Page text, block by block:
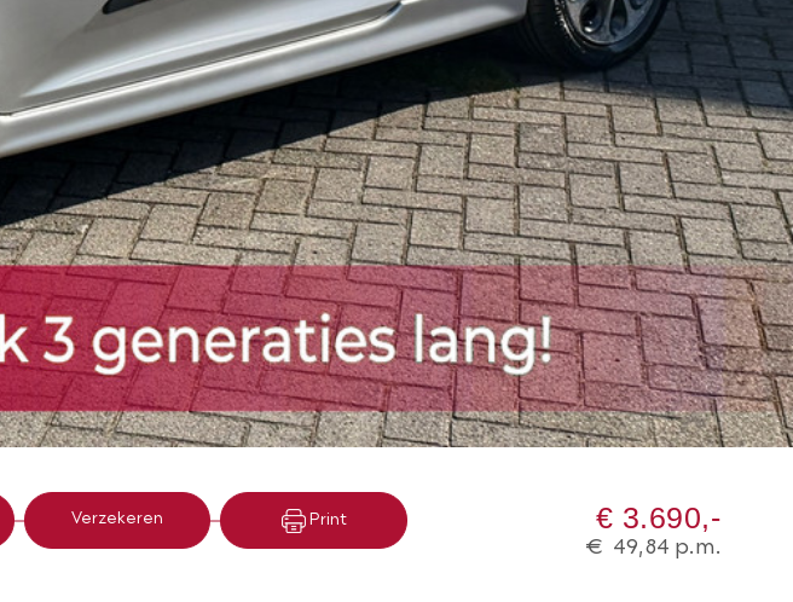
€ 3.690,-
€ 49,84 p.m.
Verzekeren Print